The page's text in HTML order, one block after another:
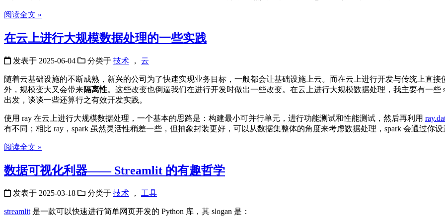
阅读全文 »
在云上进行大规模数据处理的一些实践
发表于 2025-06-04 分类于 技术 ， 云
随着云基础设施的不断成熟，新兴的公司为了快速实现业务目标，一般都会让基础设施上云。而在云上进行开发与传统上直
外，规模变大又会带来隔离性。这些改变也倒逼我们在进行开发时做出一些改变。在云上进行大规模数据处理，我主要有一些
出发，谈谈一些还算行之有效开发实践。
使用 ray 在云上进行大规模数据处理，一个基本的思路是：构建最小可并行单元，进行功能测试和性能测试，然后再利用
有不同；相比 ray，spark 虽然灵活性稍差一些，但抽象封装更好，可以从数据集整体的角度来考虑数据处理，spark 会通过你
阅读全文 »
数据可视化利器—— Streamlit 的有趣哲学
发表于 2025-03-18 分类于 技术 ， 工具
streamlit 是一款可以快速进行简单网页开发的 Python 库，其 slogan 是：